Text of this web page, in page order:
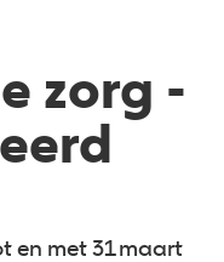
zorg -
en met 31 maart